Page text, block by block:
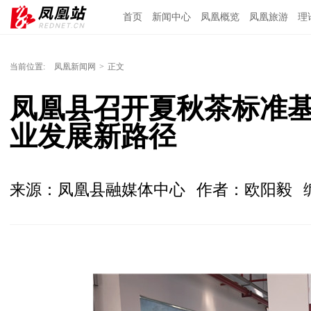
首页 新闻中心 凤凰概览 凤凰旅游 理
当前位置: 凤凰新闻网 > 正文
凤凰县召开夏秋茶标准
业发展新路径
来源：凤凰县融媒体中心 作者：欧阳毅